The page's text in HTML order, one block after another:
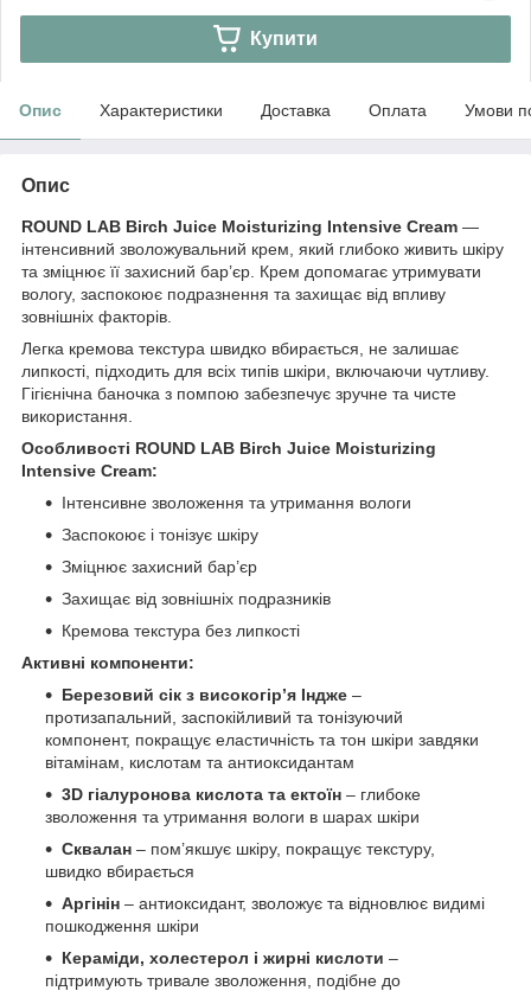
Купити
Опис Характеристики Доставка Оплата Умови
Опис
ROUND LAB Birch Juice Moisturizing Intensive Cream —
інтенсивний зволожувальний крем, який глибоко живить шкіру
та зміцнює її захисний бар’єр. Крем допомагає утримувати
вологу, заспокоює подразнення та захищає від впливу
зовнішніх факторів.
Легка кремова текстура швидко вбирається, не залишає
липкості, підходить для всіх типів шкіри, включаючи чутливу.
Гігієнічна баночка з помпою забезпечує зручне та чисте
використання.
Особливості ROUND LAB Birch Juice Moisturizing
Intensive Cream:
Інтенсивне зволоження та утримання вологи
Заспокоює і тонізує шкіру
Зміцнює захисний бар’єр
Захищає від зовнішніх подразників
Кремова текстура без липкості
Активні компоненти:
Березовий сік з високогір’я Індже –
протизапальний, заспокійливий та тонізуючий
компонент, покращує еластичність та тон шкіри завдяки
вітамінам, кислотам та антиоксидантам
3D гіалуронова кислота та ектоїн – глибоке
зволоження та утримання вологи в шарах шкіри
Сквалан – пом’якшує шкіру, покращує текстуру,
швидко вбирається
Аргінін – антиоксидант, зволожує та відновлює видимі
пошкодження шкіри
Кераміди, холестерол і жирні кислоти –
підтримують тривале зволоження, подібне до